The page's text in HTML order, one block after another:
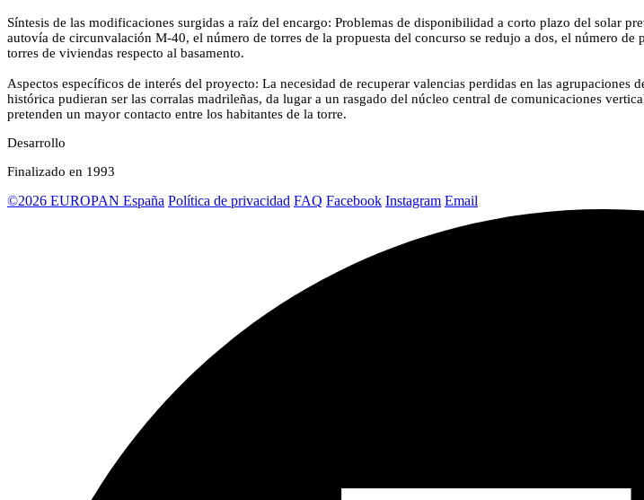
Síntesis de las modificaciones surgidas a raíz del encargo: Problemas de disponibilidad a corto plazo del solar
autovía de circunvalación M-40, el número de torres de la propuesta del concurso se redujo a dos, el número
torres de viviendas respecto al basamento.
Aspectos específicos de interés del proyecto: La necesidad de recuperar valencias perdidas en las
histórica pudieran ser las corralas madrileñas, da lugar a un rasgado del núcleo central de comunicaciones
pretenden un mayor contacto entre los habitantes de la torre.
Desarrollo
Finalizado en 1993
©2026 EUROPAN España Política de privacidad FAQ Facebook Instagram Email